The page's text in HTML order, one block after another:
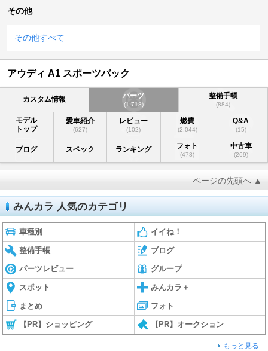
その他
その他すべて
アウディ A1 スポーツバック
カスタム情報 パーツ
(1,718)
整備手帳
(884)
モデル
トップ
愛車紹介
(627)
レビュー
(102)
燃費
(2,044)
Q&A
(15)
ブログ スペック ランキング フォト
(478)
中古車
(269)
ページの先頭へ ▲
みんカラ 人気のカテゴリ
車種別 イイね！
整備手帳 ブログ
パーツレビュー グループ
スポット みんカラ＋
まとめ フォト
【PR】ショッピング 【PR】オークション
もっと見る